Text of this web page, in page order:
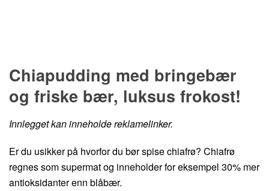
Chiapudding med bringebær
og friske bær, luksus frokost!
Innlegget kan inneholde reklamelinker.
Er du usikker på hvorfor du bør spise chiafrø? Chiafrø
regnes som supermat og inneholder for eksempel 30% mer
antioksidanter enn blåbær.